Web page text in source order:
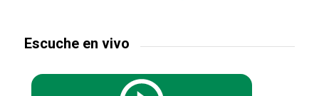
Escuche en vivo